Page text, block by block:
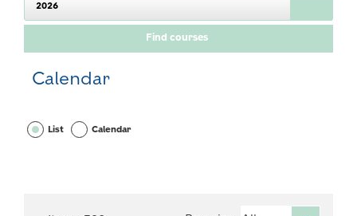
2026
Calendar
List Calendar